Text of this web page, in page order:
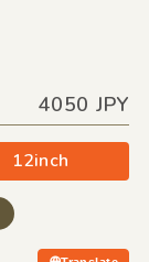
4050 JPY
12inch